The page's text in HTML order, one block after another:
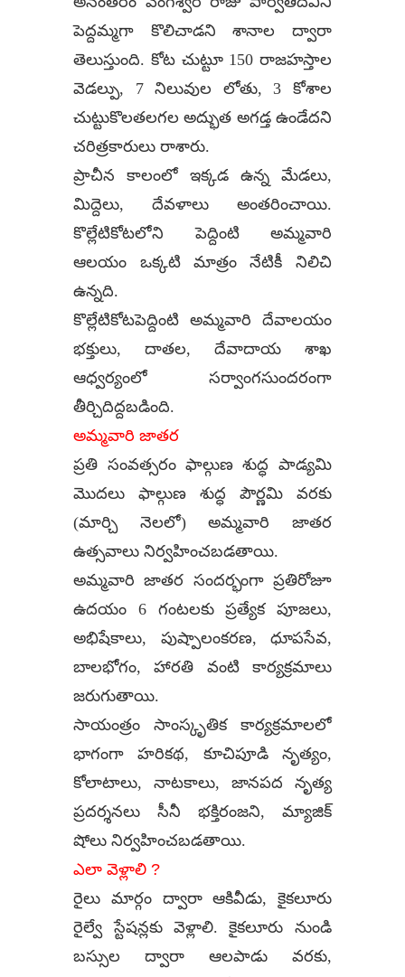
పెద్దమ్మగా కొలిచాడని శానాల ద్వారా
తెలుస్తుంది. కోట చుట్టూ 150 రాజహస్తాల
వెడల్పు, 7 నిలువుల లోతు, 3 కోశాల
చుట్టుకొలతలగల అద్భుత అగడ్త ఉండేదని
చరిత్రకారులు రాశారు.
ప్రాచీన కాలంలో ఇక్కడ ఉన్న మేడలు,
మిద్దెలు, దేవళాలు అంతరించాయి.
కొల్లేటికోటలోని పెద్దింటి అమ్మవారి
ఆలయం ఒక్కటి మాత్రం నేటికీ నిలిచి
ఉన్నది.
కొల్లేటికోటపెద్దింటి అమ్మవారి దేవాలయం
భక్తులు, దాతల, దేవాదాయ శాఖ
ఆధ్వర్యంలో సర్వాంగసుందరంగా
తీర్చిదిద్దబడింది.
అమ్మవారి జాతర
ప్రతి సంవత్సరం ఫాల్గుణ శుద్ధ పాడ్యమి
మొదలు ఫాల్గుణ శుద్ధ పౌర్ణమి వరకు
(మార్చి నెలలో) అమ్మవారి జాతర
ఉత్సవాలు నిర్వహించబడతాయి.
అమ్మవారి జాతర సందర్భంగా ప్రతిరోజూ
ఉదయం 6 గంటలకు ప్రత్యేక పూజలు,
అభిషేకాలు, పుష్పాలంకరణ, ధూపసేవ,
బాలభోగం, హారతి వంటి కార్యక్రమాలు
జరుగుతాయి.
సాయంత్రం సాంస్కృతిక కార్యక్రమాలలో
భాగంగా హరికథ, కూచిపూడి నృత్యం,
కోలాటాలు, నాటకాలు, జానపద నృత్య
ప్రదర్శనలు సీనీ భక్తిరంజని, మ్యాజిక్
షోలు నిర్వహించబడతాయి.
ఎలా వెళ్లాలి ?
రైలు మార్గం ద్వారా ఆకివీడు, కైకలూరు
రైల్వే స్టేషన్లకు వెళ్లాలి. కైకలూరు నుండి
బస్సుల ద్వారా ఆలపాడు వరకు,